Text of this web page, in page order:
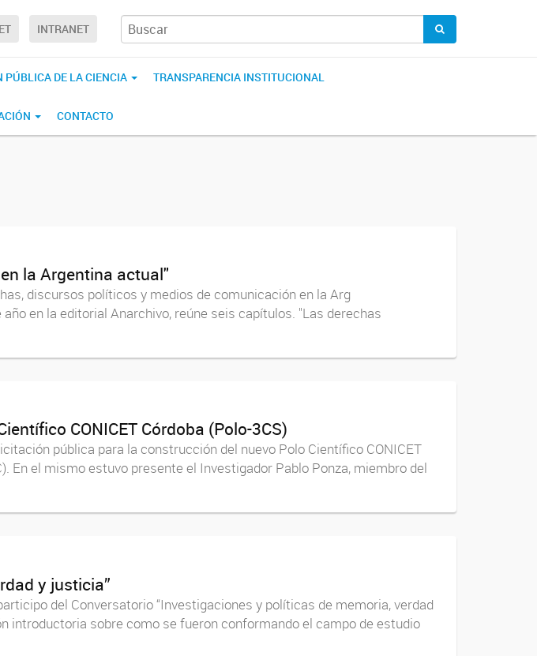
INTRANET
PÚBLICA DE LA CIENCIA TRANSPARENCIA INSTITUCIONAL
CONTACTO
la Argentina actual"
discursos políticos y medios de comunicación en la Arg
en la editorial Anarchivo, reúne seis capítulos. "Las derechas
CONICET Córdoba (Polo-3CS)
pública para la construcción del nuevo Polo Científico CONICET
En el mismo estuvo presente el Investigador Pablo Ponza, miembro del
y justicia”
del Conversatorio “Investigaciones y políticas de memoria, verdad
introductoria sobre como se fueron conformando el campo de estudio